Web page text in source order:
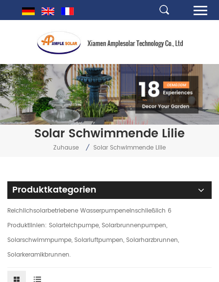
Solar Schwimmende Lilie
Zuhause / Solar Schwimmende Lilie
Produktkategorien
Reichlichsolarbetriebene Wasserpumpeneinschließlich 6
Produktlinien: Solarteichpumpe, Solarbrunnenpumpen,
Solarschwimmpumpe, Solarluftpumpen, Solarharzbrunnen,
Solarkeramikbrunnen.